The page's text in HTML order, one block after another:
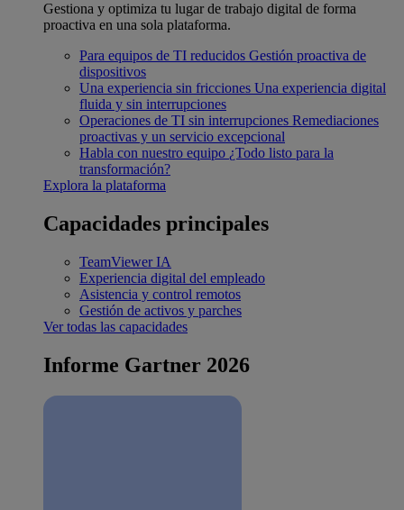
Gestiona y optimiza tu lugar de trabajo digital de forma
proactiva en una sola plataforma.
Para equipos de TI reducidos Gestión proactiva de
dispositivos
Una experiencia sin fricciones Una experiencia digital
fluida y sin interrupciones
Operaciones de TI sin interrupciones Remediaciones
proactivas y un servicio excepcional
Habla con nuestro equipo ¿Todo listo para la
transformación?
Explora la plataforma
Capacidades principales
TeamViewer IA
Experiencia digital del empleado
Asistencia y control remotos
Gestión de activos y parches
Ver todas las capacidades
Informe Gartner 2026